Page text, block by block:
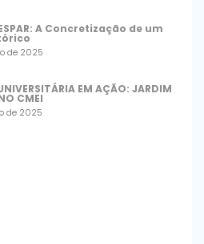
A Concretização de um
de 2025
EM AÇÃO: JARDIM
CMEI
de 2025